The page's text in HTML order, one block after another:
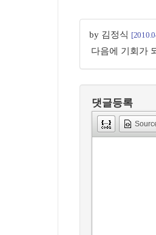
by 김정식
다음에 기회가
댓글등록